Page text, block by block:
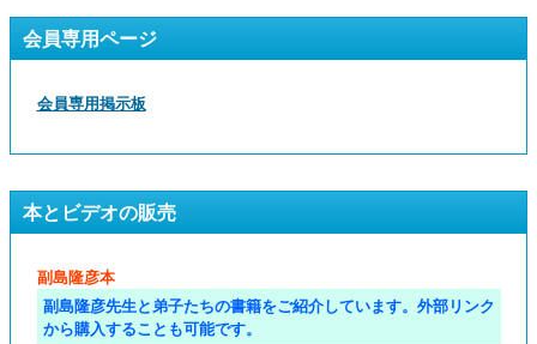
会員専用ページ
会員専用掲示板
本とビデオの販売
副島隆彦本
副島隆彦先生と弟子たちの書籍をご紹介しています。外部リンク
から購入することも可能です。